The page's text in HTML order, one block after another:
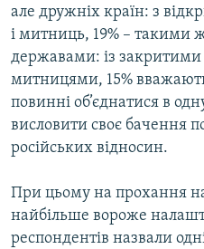
але дружніх країн: з
і митниць, 19% – такими
державами: із
митницями, 15%
повинні об’єднатися в
висловити своє бачення
російських відносин.
При цьому на прохання
найбільше вороже
респондентів назвали